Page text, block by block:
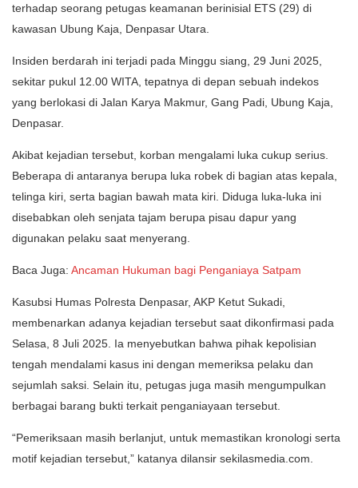
terhadap seorang petugas keamanan berinisial ETS (29) di
kawasan Ubung Kaja, Denpasar Utara.
Insiden berdarah ini terjadi pada Minggu siang, 29 Juni 2025,
sekitar pukul 12.00 WITA, tepatnya di depan sebuah indekos
yang berlokasi di Jalan Karya Makmur, Gang Padi, Ubung Kaja,
Denpasar.
Akibat kejadian tersebut, korban mengalami luka cukup serius.
Beberapa di antaranya berupa luka robek di bagian atas kepala,
telinga kiri, serta bagian bawah mata kiri. Diduga luka-luka ini
disebabkan oleh senjata tajam berupa pisau dapur yang
digunakan pelaku saat menyerang.
Baca Juga: Ancaman Hukuman bagi Penganiaya Satpam
Kasubsi Humas Polresta Denpasar, AKP Ketut Sukadi,
membenarkan adanya kejadian tersebut saat dikonfirmasi pada
Selasa, 8 Juli 2025. Ia menyebutkan bahwa pihak kepolisian
tengah mendalami kasus ini dengan memeriksa pelaku dan
sejumlah saksi. Selain itu, petugas juga masih mengumpulkan
berbagai barang bukti terkait penganiayaan tersebut.
“Pemeriksaan masih berlanjut, untuk memastikan kronologi serta
motif kejadian tersebut,” katanya dilansir sekilasmedia.com.